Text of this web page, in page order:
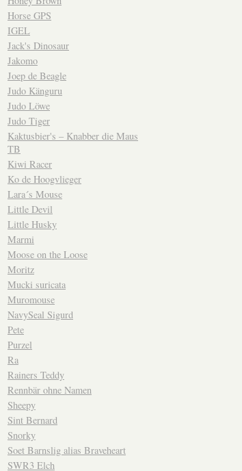
Horse GPS
IGEL
Jack's Dinosaur
Jakomo
Joep de Beagle
Judo Känguru
Judo Löwe
Judo Tiger
Kaktusbier's – Knabber die Maus
TB
Kiwi Racer
Ko de Hoogvlieger
Lara´s Mouse
Little Devil
Little Husky
Marmi
Moose on the Loose
Moritz
Mucki suricata
Muromouse
NavySeal Sigurd
Pete
Purzel
Ra
Rainers Teddy
Rennbär ohne Namen
Sheepy
Sint Bernard
Snorky
Soet Barnslig alias Braveheart
SWR3 Elch